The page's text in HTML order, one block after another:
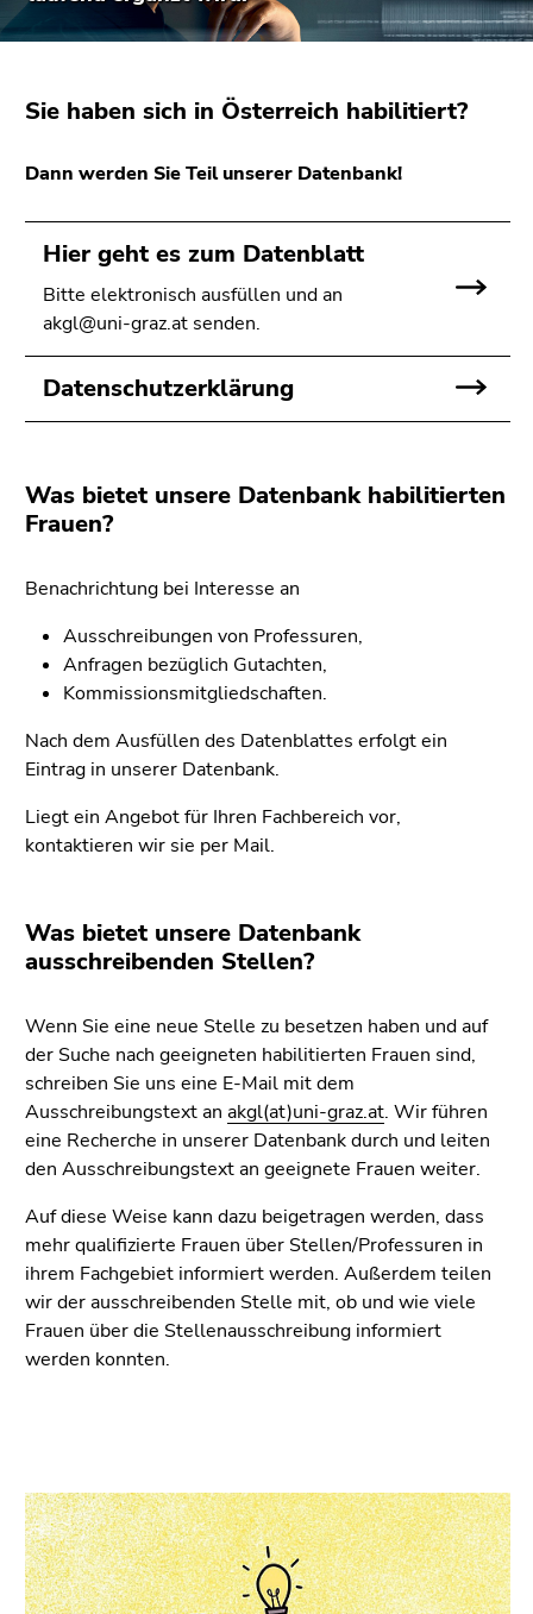
Sie diesen
Zum
(Zugriffstaste
Zur
Positionsanzeige
(Zugriffstaste
2)
Zur
(Zugriffstaste
3)
Unternavigation
(Zugriffstaste
den
Zusatzinformationen
(Zugriffstaste
den
Seiteneinstellungen
(Zugriffstaste
8)
(Zugriffstaste
9)
Sie haben sich in Österreich habilitiert?
Dann werden Sie Teil unserer Datenbank!
Hier geht es zum Datenblatt
Bitte elektronisch ausfüllen und an
akgl@uni-graz.at senden.
Datenschutzerklärung
Was bietet unsere Datenbank habilitierten
Frauen?
Benachrichtung bei Interesse an
Ausschreibungen von Professuren,
Anfragen bezüglich Gutachten,
Kommissionsmitgliedschaften.
Nach dem Ausfüllen des Datenblattes erfolgt ein
Eintrag in unserer Datenbank.
Liegt ein Angebot für Ihren Fachbereich vor,
kontaktieren wir sie per Mail.
Was bietet unsere Datenbank
ausschreibenden Stellen?
Wenn Sie eine neue Stelle zu besetzen haben und auf
der Suche nach geeigneten habilitierten Frauen sind,
schreiben Sie uns eine E-Mail mit dem
Ausschreibungstext an akgl(at)uni-graz.at. Wir führen
eine Recherche in unserer Datenbank durch und leiten
den Ausschreibungstext an geeignete Frauen weiter.
Auf diese Weise kann dazu beigetragen werden, dass
mehr qualifizierte Frauen über Stellen/Professuren in
ihrem Fachgebiet informiert werden. Außerdem teilen
wir der ausschreibenden Stelle mit, ob und wie viele
Frauen über die Stellenausschreibung informiert
werden konnten.